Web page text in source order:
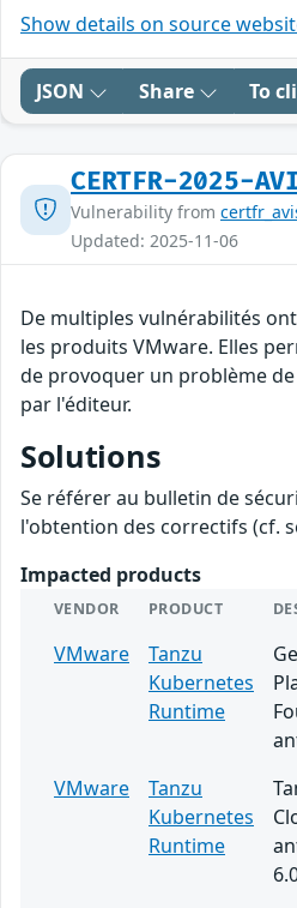
Show details on source
JSON Share To
CERTFR-2025-
Vulnerability from
Updated: 2025-11-06
De multiples vulnérabilités
les produits VMware. Elles
de provoquer un problème
par l'éditeur.
Solutions
Se référer au bulletin de
l'obtention des correctifs (cf.
Impacted products
VENDOR PRODUCT
VMware
Tanzu
Kubernetes
Runtime
VMware
Tanzu
Kubernetes
Runtime